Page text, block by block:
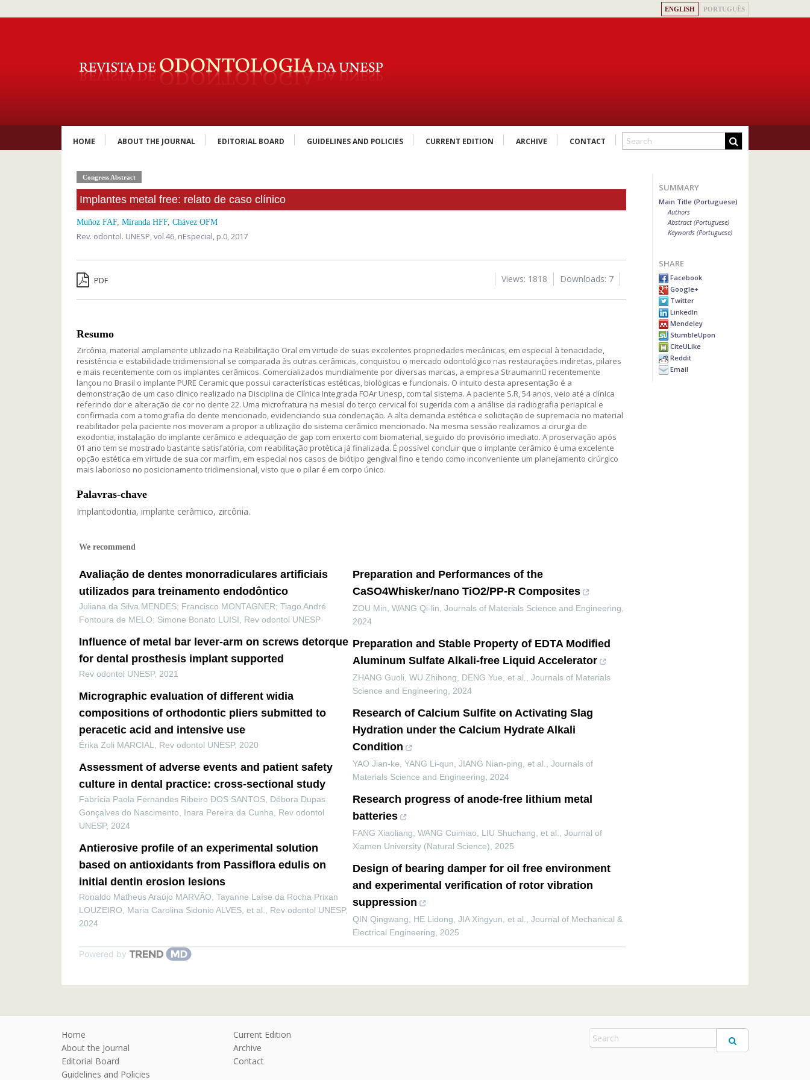
ENGLISH PORTUGUÊS
HOME ABOUT THE JOURNAL EDITORIAL BOARD GUIDELINES AND POLICIES CURRENT EDITION ARCHIVE CONTACT
Congress Abstract
Implantes metal free: relato de caso clínico
Muñoz FAF, Miranda HFF, Chávez OFM
Rev. odontol. UNESP,vol.46, nEspecial, p.0, 2017
PDF Downloads: 7
Views: 1818
Resumo
Zircônia, material amplamente utilizado na Reabilitação Oral em virtude de suas excelentes propriedades mecânicas, em especial à tenacidade,
resistência e estabilidade tridimensional se comparada às outras cerâmicas, conquistou o mercado odontológico nas restaurações indiretas, pilares
e mais recentemente com os implantes cerâmicos. Comercializados mundialmente por diversas marcas, a empresa Straumann recentemente
lançou no Brasil o implante PURE Ceramic que possui características estéticas, biológicas e funcionais. O intuito desta apresentação é a
demonstração de um caso clínico realizado na Disciplina de Clínica Integrada FOAr Unesp, com tal sistema. A paciente S.R, 54 anos, veio até a clínica
referindo dor e alteração de cor no dente 22. Uma microfratura na mesial do terço cervical foi sugerida com a análise da radiografia periapical e
confirmada com a tomografia do dente mencionado, evidenciando sua condenação. A alta demanda estética e solicitação de supremacia no material
reabilitador pela paciente nos moveram a propor a utilização do sistema cerâmico mencionado. Na mesma sessão realizamos a cirurgia de
exodontia, instalação do implante cerâmico e adequação de gap com enxerto com biomaterial, seguido do provisório imediato. A proservação após
01 ano tem se mostrado bastante satisfatória, com reabilitação protética já finalizada. É possível concluir que o implante cerâmico é uma excelente
opção estética em virtude de sua cor marfim, em especial nos casos de biótipo gengival fino e tendo como inconveniente um planejamento cirúrgico
mais laborioso no posicionamento tridimensional, visto que o pilar é em corpo único.
Palavras-chave
Implantodontia, implante cerâmico, zircônia.
We recommend
Avaliação de dentes monorradiculares artificiais
utilizados para treinamento endodôntico
Juliana da Silva MENDES; Francisco MONTAGNER; Tiago André
Fontoura de MELO; Simone Bonato LUISI
Rev odontol UNESP
Influence of metal bar lever-arm on screws detorque
for dental prosthesis implant supported
Rev odontol UNESP, 2021
Micrographic evaluation of different widia
compositions of orthodontic pliers submitted to
peracetic acid and intensive use
Érika Zoli MARCIAL Rev odontol UNESP, 2020
Assessment of adverse events and patient safety
culture in dental practice: cross-sectional study
Fabrícia Paola Fernandes Ribeiro DOS SANTOS, Débora Dupas
Gonçalves do Nascimento, Inara Pereira da Cunha
Rev odontol
UNESP, 2024
Antierosive profile of an experimental solution
based on antioxidants from Passiflora edulis on
initial dentin erosion lesions
Ronaldo Matheus Araújo MARVÃO, Tayanne Laíse da Rocha Prixan
LOUZEIRO, Maria Carolina Sidonio ALVES, et al.
Rev odontol UNESP,
2024
Preparation and Performances of the
CaSO4Whisker/nano TiO2/PP-R Composites
ZOU Min, WANG Qi-lin Journals of Materials Science and Engineering
2024
Preparation and Stable Property of EDTA Modified
Aluminum Sulfate Alkali-free Liquid Accelerator
ZHANG Guoli, WU Zhihong, DENG Yue, et al.
Journals of Materials
Science and Engineering
2024
Research of Calcium Sulfite on Activating Slag
Hydration under the Calcium Hydrate Alkali
Condition
YAO Jian-ke, YANG Li-qun, JIANG Nian-ping, et al.
Journals of
Materials Science and Engineering
2024
Research progress of anode-free lithium metal
batteries
FANG Xiaoliang, WANG Cuimiao, LIU Shuchang, et al.
Journal of
Xiamen University (Natural Science)
2025
Design of bearing damper for oil free environment
and experimental verification of rotor vibration
suppression
QIN Qingwang, HE Lidong, JIA Xingyun, et al.
Journal of Mechanical &
Electrical Engineering
2025
Powered by
SUMMARY
Main Title (Portuguese)
Authors
Abstract (Portuguese)
Keywords (Portuguese)
SHARE
Facebook
Google+
Twitter
LinkedIn
Mendeley
StumbleUpon
CiteULike
Reddit
Email
Home
About the Journal
Editorial Board
Guidelines and Policies
Current Edition
Archive
Contact